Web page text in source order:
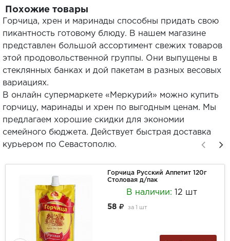
Похожие товары
Горчица, хрен и маринады способны придать свою
пикантность готовому блюду. В нашем магазине
представлен большой ассортимент свежих товаров
этой продовольственной группы. Они выпущены в
стеклянных банках и дой пакетам в разных весовых
вариациях.
В онлайн супермаркете «Меркурий» можно купить
горчицу, маринады и хрен по выгодным ценам. Мы
предлагаем хорошие скидки для экономии
семейного бюджета. Действует быстрая доставка
курьером по Севастополю.
Горчица Русский Аппетит 120г
Столовая д/пак
В наличии: 12 шт
58 за 1 шт